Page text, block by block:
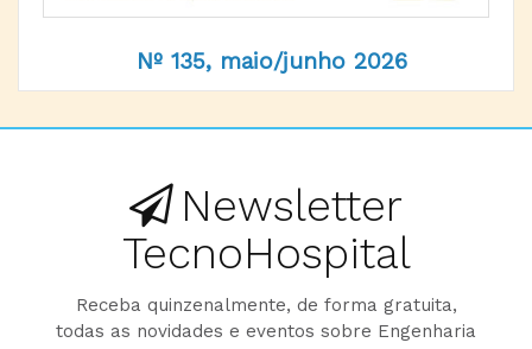
Nº 135, maio/junho 2026
Newsletter
TecnoHospital
Receba quinzenalmente, de forma gratuita,
todas as novidades e eventos sobre Engenharia